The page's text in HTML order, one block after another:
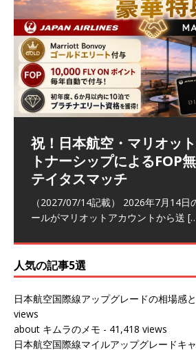
祝！日本航空・マリオッ
トナーシップによるFOP
テイタスマッチ
（2027/07/14記載） 2026年7月14日
ールがマリオットアカウントから送
ラウンジ 華 那覇空港
（2026/06/07記載） 2026年5月下旬
た際に利用した。 こちらのラウンジ
The Coral Executive
ンナプーム国際空港国内
(2026/01)
（2026/03/31記載） 2026年1月上旬
ェンマイに行く際に利用した。 バン
日本航空 羽田空港国際
クラスラウンジ (2026/01)
（2026/03/18記載） 2026年1月、毎
～バンコクの移動の際に再びこちら
バンコクエアウェイズ
ム国際空港国内線ラウン
（2026/03/13記載） 2026年1月上旬
ェンマイに向かう際に利用した。 今
人気の記事5選
日本航空国際線アップグレードの相場感
views
about キムラのメモ - 41,418 views
日本航空国際線マイルアップグレードキ